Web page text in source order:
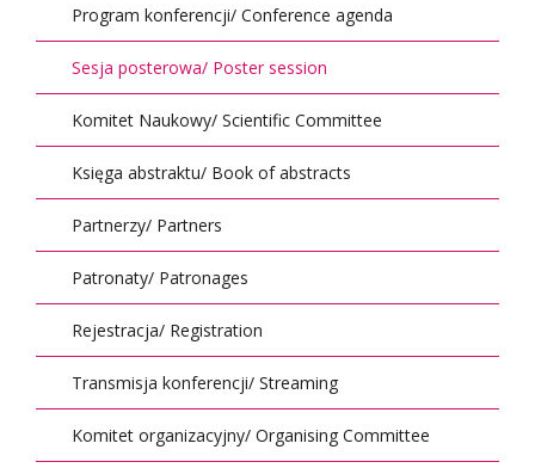
Program konferencji/ Conference agenda
Sesja posterowa/ Poster session
Komitet Naukowy/ Scientific Committee
Księga abstraktu/ Book of abstracts
Partnerzy/ Partners
Patronaty/ Patronages
Rejestracja/ Registration
Transmisja konferencji/ Streaming
Komitet organizacyjny/ Organising Committee